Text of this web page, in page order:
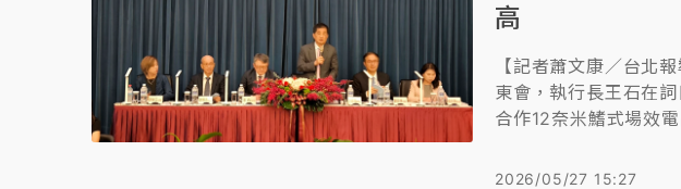
高
【記者蕭文康／台北
東會，執行長王石在
合作12奈米鰭式場效
長劉啟東則樂觀預期
2026/05/27 15:27